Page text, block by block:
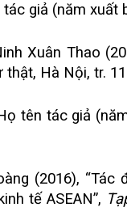
giả (năm xuất
Xuân Thao
Hà Nội, tr.
tên tác giả
(2016),
tế ASEAN”,